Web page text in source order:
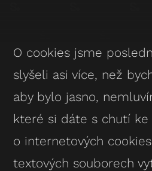
O cookies jsme
slyšeli asi více, než
aby bylo jasno,
které si dáte s chutí ke
o internetových
textových souborech